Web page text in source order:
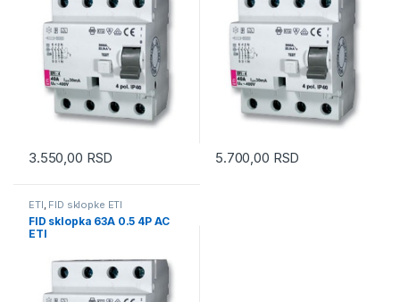
3.550,00 RSD 5.700,00 RSD
ETI FID sklopke ETI
FID sklopka 63A 0.5 4P AC
ETI